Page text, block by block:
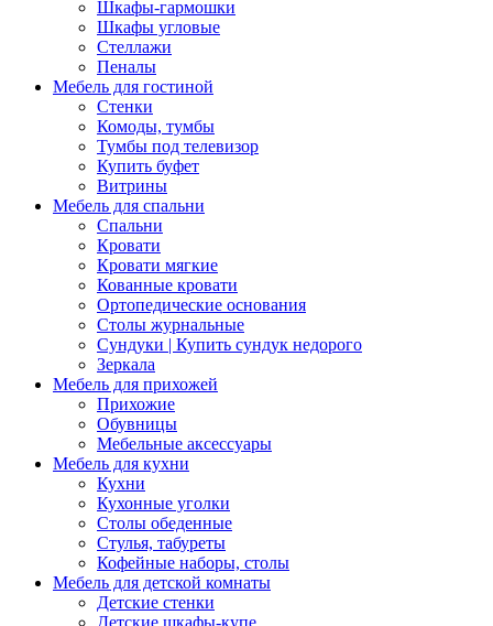
Шкафы-гармошки
Шкафы угловые
Стеллажи
Пеналы
Мебель для гостиной
Стенки
Комоды, тумбы
Тумбы под телевизор
Купить буфет
Витрины
Мебель для спальни
Спальни
Кровати
Кровати мягкие
Кованные кровати
Ортопедические основания
Столы журнальные
Сундуки | Купить сундук недорого
Зеркала
Мебель для прихожей
Прихожие
Обувницы
Мебельные аксессуары
Мебель для кухни
Кухни
Кухонные уголки
Столы обеденные
Стулья, табуреты
Кофейные наборы, столы
Мебель для детской комнаты
Детские стенки
Детские шкафы-купе